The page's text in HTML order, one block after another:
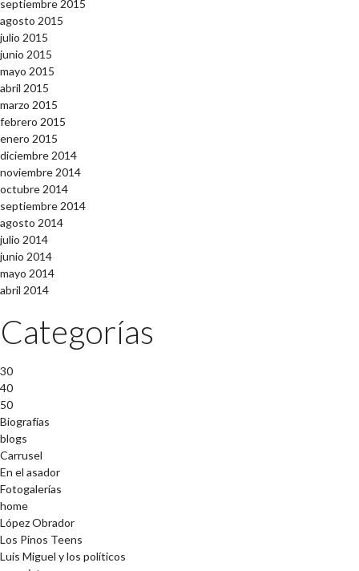
septiembre 2015
agosto 2015
julio 2015
junio 2015
mayo 2015
abril 2015
marzo 2015
febrero 2015
enero 2015
diciembre 2014
noviembre 2014
octubre 2014
septiembre 2014
agosto 2014
julio 2014
junio 2014
mayo 2014
abril 2014
Categorías
30
40
50
Biografías
blogs
Carrusel
En el asador
Fotogalerías
home
López Obrador
Los Pinos Teens
Luis Miguel y los políticos